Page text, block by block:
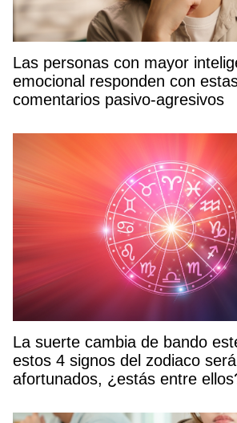
Las personas con mayor
emocional responden con
comentarios pasivo-agresivos
La suerte cambia de bando
estos 4 signos del zodiaco
afortunados, ¿estás entre